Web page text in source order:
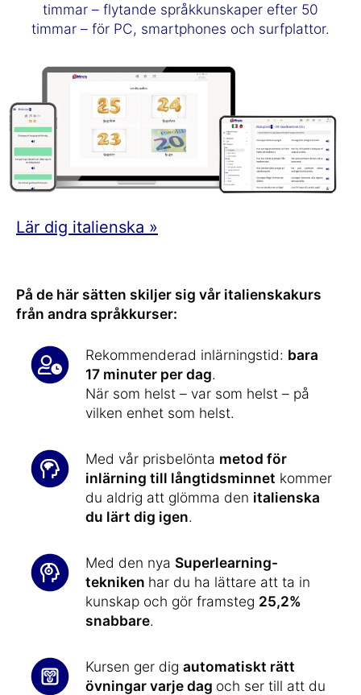
timmar – flytande språkkunskaper efter 50
timmar – för PC, smartphones och surfplattor.
Lär dig italienska »
På de här sätten skiljer sig vår italienskakurs
från andra språkkurser:
Rekommenderad inlärningstid: bara
17 minuter per dag.
När som helst – var som helst – på
vilken enhet som helst.
Med vår prisbelönta metod för
inlärning till långtidsminnet kommer
du aldrig att glömma den italienska
du lärt dig igen.
Med den nya Superlearning-
tekniken har du ha lättare att ta in
kunskap och gör framsteg 25,2%
snabbare.
Kursen ger dig automatiskt rätt
övningar varje dag och ser till att du